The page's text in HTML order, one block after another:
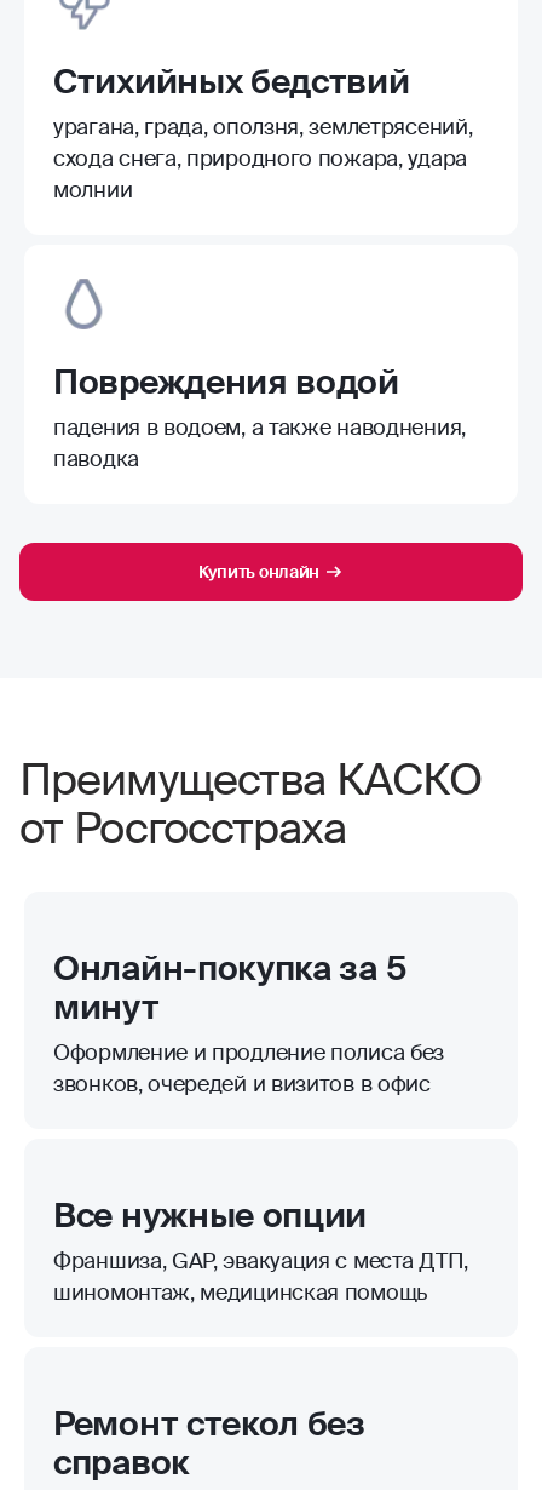
Стихийных бедствий
урагана, града, оползня, землетрясений,
схода снега, природного пожара, удара
молнии
Повреждения водой
падения в водоем, а также наводнения,
паводка
Купить онлайн
Преимущества КАСКО
от Росгосстраха
Онлайн-покупка за 5
минут
Оформление и продление полиса без
звонков, очередей и визитов в офис
Все нужные опции
Франшиза, GAP, эвакуация с места ДТП,
шиномонтаж, медицинская помощь
Ремонт стекол без
справок